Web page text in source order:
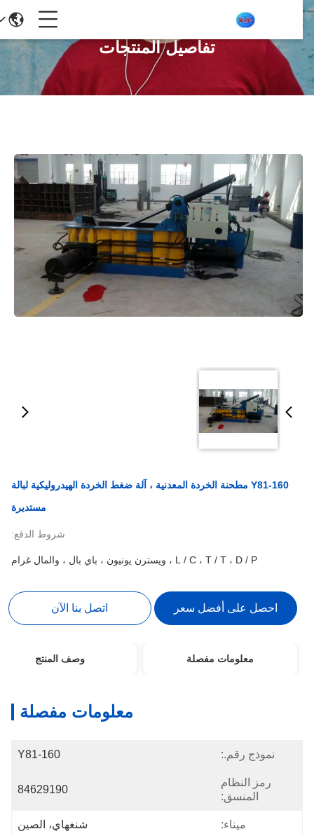
تفاصيل المنتجات
Y81-160 مطحنة الخردة المعدنية ، آلة ضغط الخردة الهيدروليكية لبالة
مستديرة
شروط الدفع:
L / C ، T / T ، D / P ، ويسترن يونيون ، باي بال ، والمال غرام
احصل على أفضل سعر اتصل بنا الآن
معلومات مفصلة وصف المنتج
معلومات مفصلة
نموذج رقم.: Y81-160
رمز النظام
المنسق:
84629190
ميناء: شنغهاي، الصين